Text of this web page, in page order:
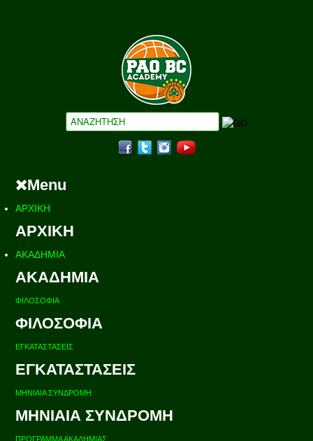
Menu
ΑΡΧΙΚΗ
ΑΡΧΙΚΗ
ΑΚΑΔΗΜΙΑ
ΑΚΑΔΗΜΙΑ
ΦΙΛΟΣΟΦΙΑ
ΦΙΛΟΣΟΦΙΑ
ΕΓΚΑΤΑΣΤΑΣΕΙΣ
ΕΓΚΑΤΑΣΤΑΣΕΙΣ
ΜΗΝΙΑΙΑ ΣΥΝΔΡΟΜΗ
ΜΗΝΙΑΙΑ ΣΥΝΔΡΟΜΗ
ΠΡΟΓΡΑΜΜΑ ΑΚΑΔΗΜΙΑΣ